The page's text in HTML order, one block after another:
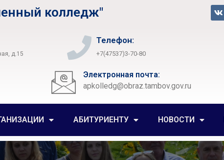
колледж"
д.15
Телефон:
+7(47537)3-70-80
Электронная почта:
apkolledg@obraz.tambov.gov.ru
АБИТУРИЕНТУ НОВОСТИ